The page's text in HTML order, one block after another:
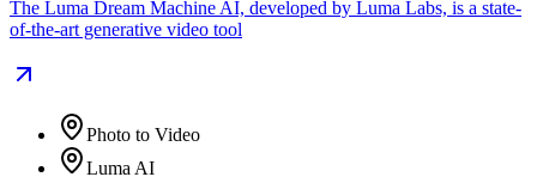
The Luma Dream Machine AI, developed by Luma Labs, is a state-
of-the-art generative video tool
Photo to Video
Luma AI